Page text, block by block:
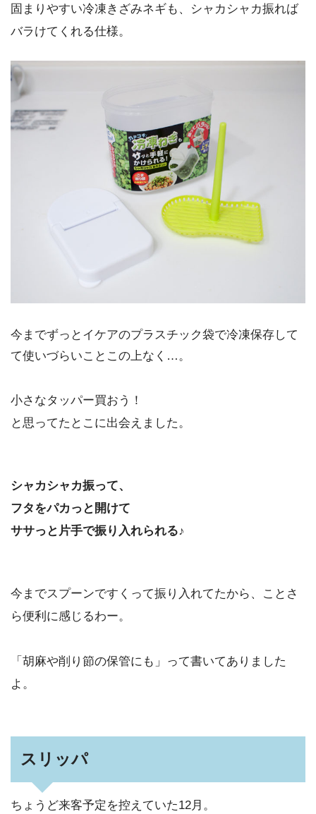
固まりやすい冷凍きざみネギも、シャカシャカ振れば
バラけてくれる仕様。
今までずっとイケアのプラスチック袋で冷凍保存して
て使いづらいことこの上なく…。
小さなタッパー買おう！
と思ってたとこに出会えました。
シャカシャカ振って、
フタをパカっと開けて
ササっと片手で振り入れられる♪
今までスプーンですくって振り入れてたから、ことさ
ら便利に感じるわー。
「胡麻や削り節の保管にも」って書いてありました
よ。
スリッパ
ちょうど来客予定を控えていた12月。